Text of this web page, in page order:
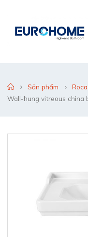
Sản phẩm Roca
Wall-hung vitreous china